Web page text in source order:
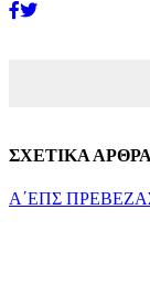
ΣΧΕΤΙΚΑ ΑΡΘΡΑ
Α΄ΕΠΣ